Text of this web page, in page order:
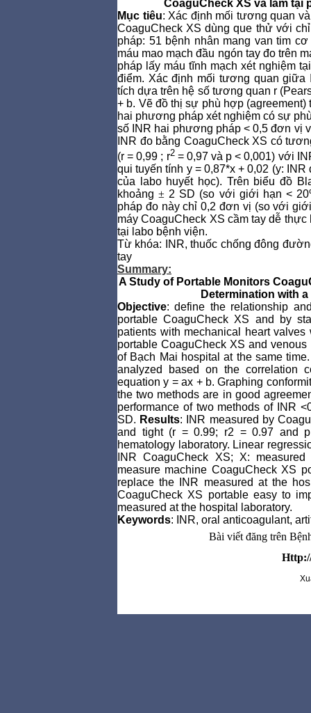
CoaguCheck XS và làm tại
Mục tiêu: Xác định mối tương quan
CoaguCheck XS dùng que thử với
pháp: 51 bệnh nhân mang van tim
máu mao mạch đầu ngón tay đo trên
pháp lấy máu tĩnh mạch xét nghiệm
điểm. Xác định mối tương quan
tích dựa trên hệ số tương quan r
+ b. Vẽ đồ thị sự phù hợp
hai phương pháp xét nghiệm có sự
số INR hai phương pháp < 0,5 đơn vị
INR đo bằng CoaguCheck XS có
(r = 0,99 ; r2= 0,97 và p < 0,001) với
qui tuyến tính y = 0,87*x + 0,02 (y:
của labo huyết học). Trên biểu đồ
khoảng± 2 SD (so với giới hạn <
pháp đo này chỉ 0,2 đơn vị (so với
máy CoaguCheck XS cầm tay dễ
tại labo bệnh viện.
Từ khóa: INR, thuốc chống đông
tay
Summary:
A Study of Portable Monitors
Determination with a
Objective: define the relationship
portableCoaguCheck XS and by
patients with mechanical heart valves
portable CoaguCheck XS and venous
of Bạch Mai hospital at the same time.
analyzed
based on the correlation
equation y = ax + b. Graphing
the two methods are in good
performance of two methods of INR <
SD. Results: INR measured by
and tight (r = 0.99; r2 = 0.97 and
p
hematology laboratory. Linear
INR
CoaguCheck
XS; X: measured
measure machine CoaguCheck XS
replace the INR measured at the
CoaguCheck XS portable easy to
measured at the hospital
laboratory.
Keywords: INR, oral anticoagulant,
Bài viết đăng trên